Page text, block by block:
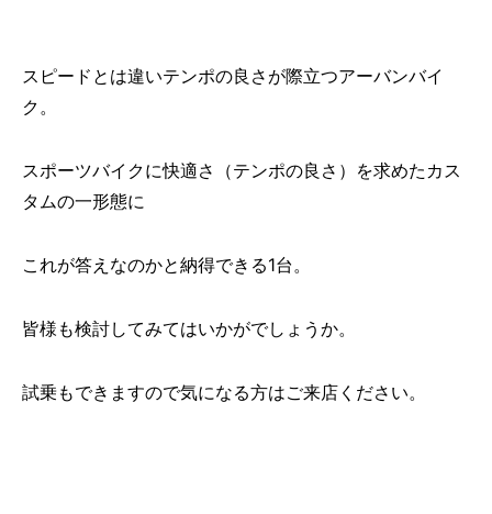
スピードとは違いテンポの良さが際立つアーバンバイ
ク。
スポーツバイクに快適さ（テンポの良さ）を求めたカス
タムの一形態に
これが答えなのかと納得できる1台。
皆様も検討してみてはいかがでしょうか。
試乗もできますので気になる方はご来店ください。